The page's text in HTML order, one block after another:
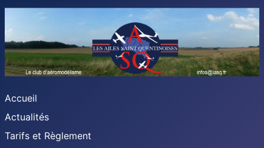
Accueil
Actualités
Tarifs et Règlement